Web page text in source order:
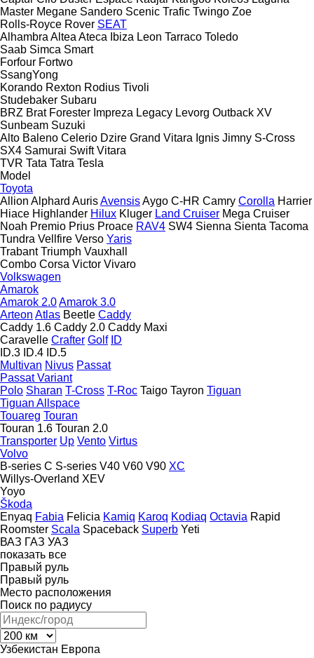
Master Megane Sandero Scenic Trafic Twingo Zoe
Rolls-Royce Rover SEAT
Alhambra Altea Ateca Ibiza Leon Tarraco Toledo
Saab Simca Smart
Forfour Fortwo
SsangYong
Korando Rexton Rodius Tivoli
Studebaker Subaru
BRZ Brat Forester Impreza Legacy Levorg Outback XV
Sunbeam Suzuki
Alto Baleno Celerio Dzire Grand Vitara Ignis Jimny S-Cross
SX4 Samurai Swift Vitara
TVR Tata Tatra Tesla
Model
Toyota
Allion Alphard AurisAvensisAygo C-HR Camry Corolla Harrier
Hiace Highlander Hilux Kluger Land Cruiser Mega Cruiser
Noah Premio Prius Proace RAV4 SW4 Sienna Sienta Tacoma
Tundra Vellfire Verso Yaris
Trabant Triumph Vauxhall
Combo Corsa Victor Vivaro
Volkswagen
Amarok
Amarok 2.0Amarok 3.0
Arteon Atlas Beetle Caddy
Caddy 1.6 Caddy 2.0 Caddy Maxi
Caravelle Crafter Golf ID
ID.3 ID.4 ID.5
Multivan Nivus Passat
Passat Variant
Polo Sharan T-Cross T-Roc Taigo Tayron Tiguan
Tiguan Allspace
Touareg Touran
Touran 1.6 Touran 2.0
Transporter Up Vento Virtus
Volvo
B-series C S-series V40 V60 V90 XC
Willys-Overland XEV
Yoyo
Škoda
Enyaq Fabia Felicia Kamiq Karoq Kodiaq Octavia Rapid
Roomster Scala Spaceback Superb Yeti
ВАЗ ГАЗ УАЗ
показать все
Правый руль
Правый руль
Место расположения
Поиск по радиусу
Узбекистан Европа